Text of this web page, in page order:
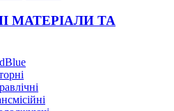
МАТЕРІАЛИ ТА